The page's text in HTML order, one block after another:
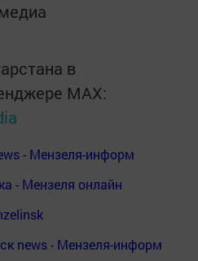
в
MАХ:
- Мензеля-информ
- Мензеля онлайн
news - Мензеля-информ